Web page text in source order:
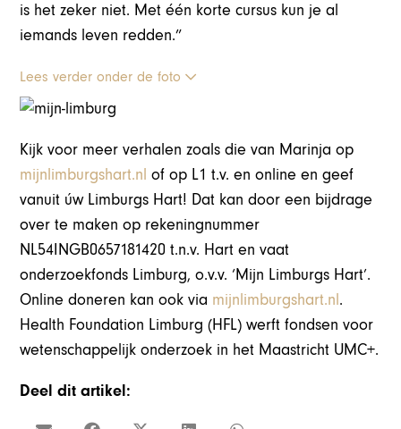
is het zeker niet. Met één korte cursus kun je al
iemands leven redden.”
Lees verder onder de foto
Kijk voor meer verhalen zoals die van Marinja op
mijnlimburgshart.nl of op L1 t.v. en online en geef
vanuit úw Limburgs Hart! Dat kan door een bijdrage
over te maken op rekeningnummer
NL54INGB0657181420 t.n.v. Hart en vaat
onderzoekfonds Limburg, o.v.v. ‘Mijn Limburgs Hart’.
Online doneren kan ook via mijnlimburgshart.nl.
Health Foundation Limburg (HFL) werft fondsen voor
wetenschappelijk onderzoek in het Maastricht UMC+.
Deel dit artikel: